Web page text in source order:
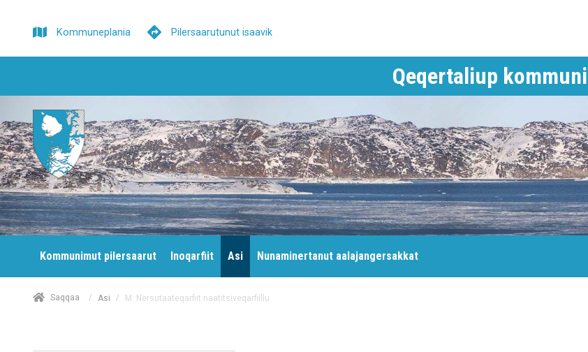
Kommuneplania Pilersaarutunut isaavik
Qeqertaliup
Kommunimut pilersaarut Inoqarfiit Asi Nunaminertanut aalajangersakkat
Saqqaa / Asi / M: Nersutaateqarfiit naatitsiveqarfiillu